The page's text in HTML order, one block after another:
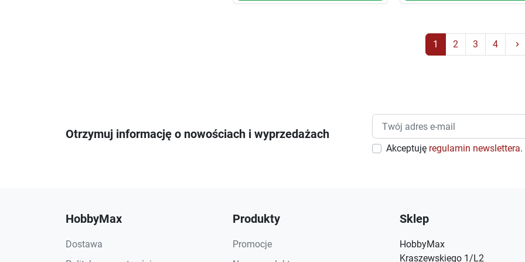
1 2 3 4 keyboard_arrow_right
Otrzymuj informację o nowościach i wyprzedażach
Akceptuję regulamin newslettera.
HobbyMax
Dostawa
Produkty
Promocje
Sklep
HobbyMax
Kraszewskiego 1/L2